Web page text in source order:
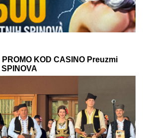
ljudsko telo može da izdrži?